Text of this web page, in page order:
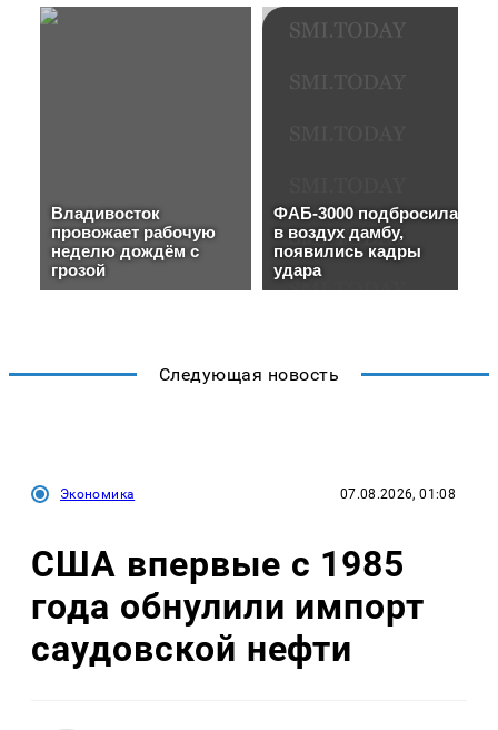
Следующая новость
Экономика 07.08.2026, 01:08
США впервые с 1985
года обнулили импорт
саудовской нефти